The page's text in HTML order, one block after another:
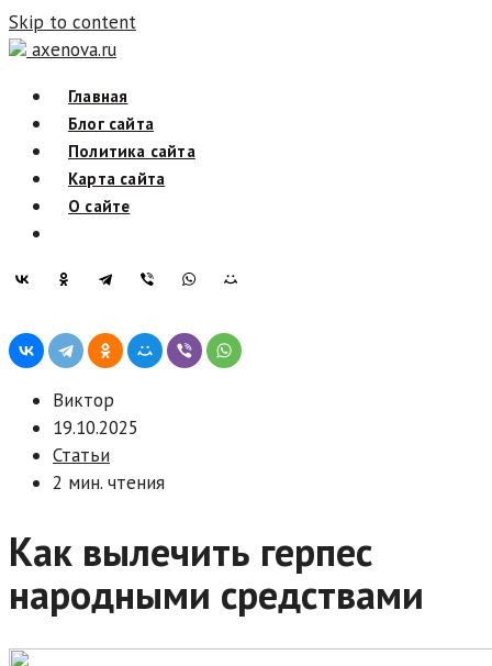
Skip to content
axenova.ru
Главная
Блог сайта
Политика сайта
Карта сайта
О сайте
Виктор
19.10.2025
Статьи
2 мин. чтения
Как вылечить герпес
народными средствами